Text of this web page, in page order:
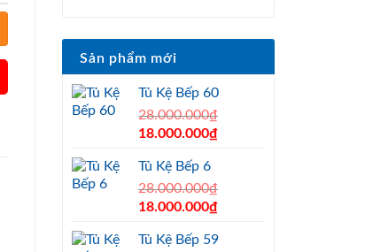
Sản phẩm mới
Tủ Kệ Bếp 60
28.000.000₫
Original
was:
28.000.000₫.
18.000.000₫Current
18.000.000₫.
Tủ Kệ Bếp 6
28.000.000₫
Original
was:
18.000.000₫Current
is:
Tủ Kệ Bếp 59